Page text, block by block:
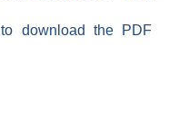
download the PDF